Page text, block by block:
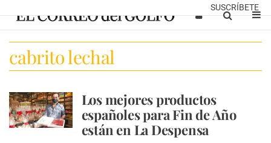
SUSCRÍBETE
cabrito lechal
Los mejores productos
españoles para Fin de Año
están en La Despensa